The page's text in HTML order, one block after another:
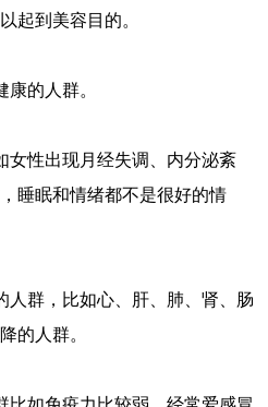
起到美容目的。
的人群。
女性出现月经失调、内分泌紊
睡眠和情绪都不是很好的情
人群，比如心、肝、肺、肾、肠
的人群。